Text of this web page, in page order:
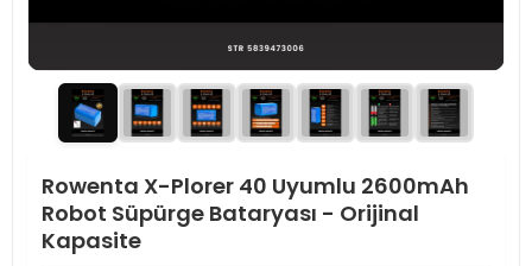
Rowenta X-Plorer 40 Uyumlu 2600mAh
Robot Süpürge Bataryası - Orijinal
Kapasite